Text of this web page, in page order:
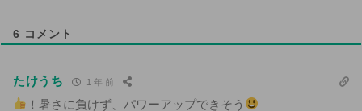
6 コメント
たけうち 1 年 前
！暑さに負けず、パワーアップできそう